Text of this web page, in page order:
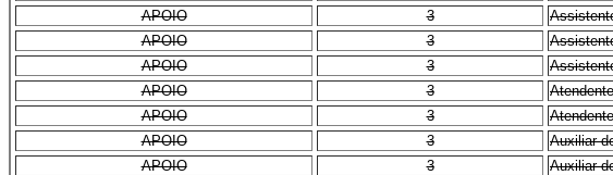
APOIO
3
APOIO
3
APOIO
3
APOIO
3
APOIO
3
APOIO
3 Auxiliar
APOIO
3 Auxiliar